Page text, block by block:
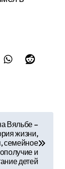
Вяльбе –
жизни,
семейное
и
детей